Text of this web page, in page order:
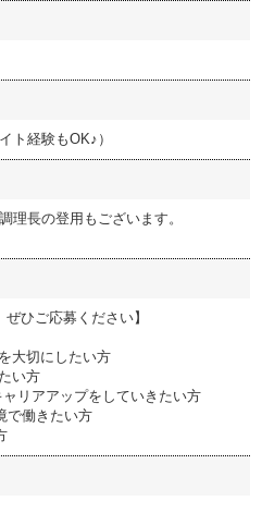
ト経験もOK♪）
長の登用もございます。
ひご応募ください】
大切にしたい方
い方
リアアップをしていきたい方
で働きたい方